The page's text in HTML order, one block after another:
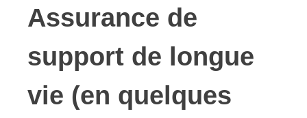
Assurance de
support de longue
vie (en quelques